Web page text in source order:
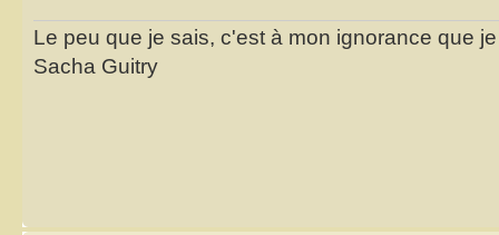
Le peu que je sais, c'est à mon ignorance que
Sacha Guitry